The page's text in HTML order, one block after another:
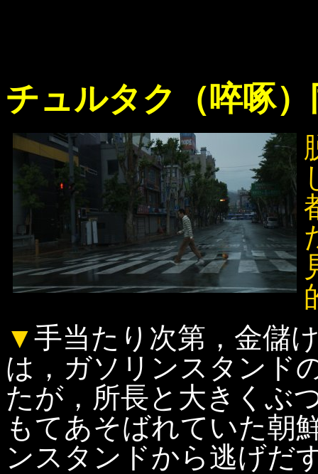
チュルタク（啐啄）
▼手当たり次第，金儲
は，ガソリンスタンド
たが，所長と大きくぶ
もてあそばれていた朝
ンスタンドから逃げだ